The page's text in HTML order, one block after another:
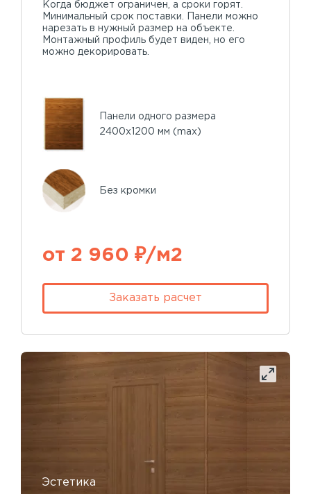
Когда бюджет ограничен, а сроки горят.
Минимальный срок поставки. Панели можно
нарезать в нужный размер на объекте.
Монтажный профиль будет виден, но его
можно декорировать.
Панели одного размера
2400х1200 мм (max)
Без кромки
от 2 960 ₽/м2
Заказать расчет
Эстетика